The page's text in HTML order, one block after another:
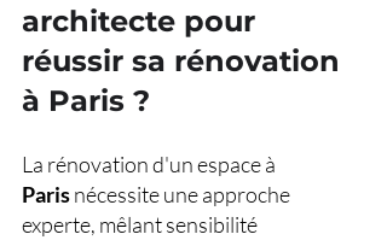
architecte pour
réussir sa rénovation
à Paris ?
La rénovation d'un espace à
Paris nécessite une approche
experte, mêlant sensibilité